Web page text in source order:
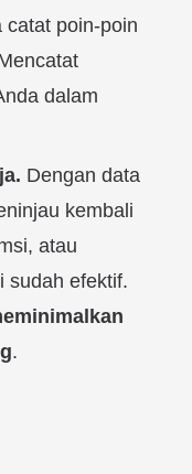
catat poin-poin
dalam
Dengan data
kembali
atau
sudah efektif.
.